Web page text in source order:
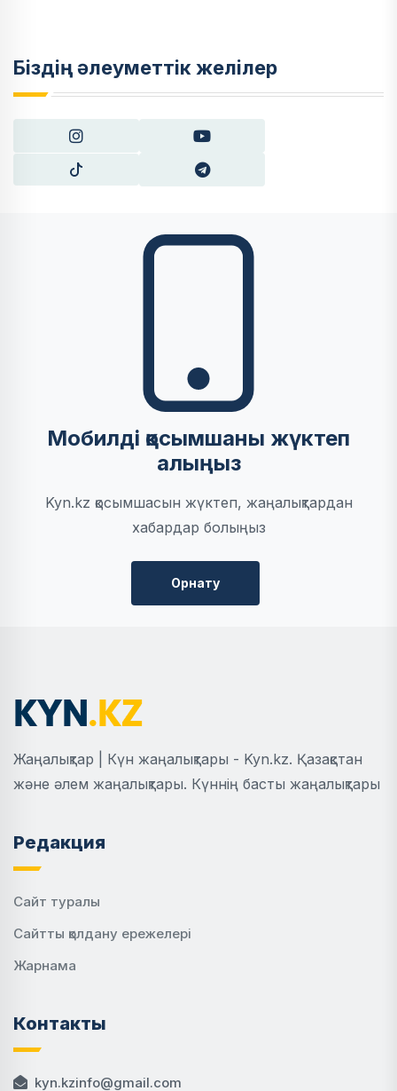
Біздің әлеуметтік желілер
Мобилді қосымшаны жүктеп
алыңыз
Kyn.kz қосымшасын жүктеп, жаңалықтардан
хабардар болыңыз
Орнату
Жаңалықтар | Күн жаңалықтары - Kyn.kz. Қазақстан
және әлем жаңалықтары. Күннің басты жаңалықтары
Редакция
Сайт туралы
Сайтты қолдану ережелері
Жарнама
Контакты
kyn.kzinfo@gmail.com